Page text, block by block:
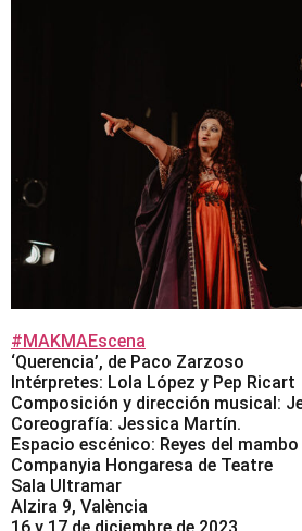
#MAKMAEscena
‘Querencia’, de Paco Zarzoso
Intérpretes: Lola López y Pep Ricart
Composición y dirección musical:
Coreografía: Jessica Martín.
Espacio escénico: Reyes del mambo
Companyia Hongaresa de Teatre
Sala Ultramar
Alzira 9, València